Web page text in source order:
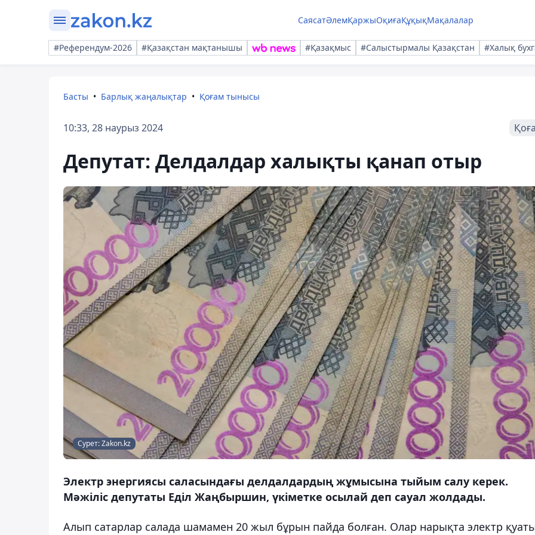
СаясатӘлемҚаржыОқиғаҚұқықМақалалар
#Референдум-2026 #Қазақстан мақтанышы #Қазақмыс #Салыстырмалы Қазақстан #Халық
Басты Барлық жаңалықтар Қоғам тынысы
10:33, 28 наурыз 2024
Депутат: Делдалдар халықты қанап отыр
Сурет: Zakon.kz
Электр энергиясы саласындағы делдалдардың жұмысына тыйым салу керек.
Мәжіліс депутаты Еділ Жаңбыршин, үкіметке осылай деп сауал жолдады.
Алып сатарлар салада шамамен 20 жыл бұрын пайда болған. Олар нарықта электр